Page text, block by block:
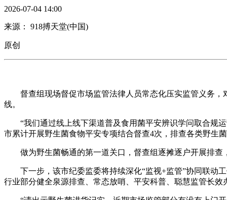
2026-07-04 14:00
来源： 918搏天堂(中国)
原创
督查组现场督促市场监管法律人员常态化压实监管义务，
线。
“我们通过线上线下渠道普及食用菌平安辨识学问取合规运
市累计开展野生菌食物平安专项结合督查4次，排查各类野生
做为野生菌畅通的第一道关口，督查组逐摊逐户开展排查
下一步，该市纪委监委将持续深化“监视+监管”协同联动工
行业部分健全泉源排查、常态放哨、平安科普、聪慧监管长